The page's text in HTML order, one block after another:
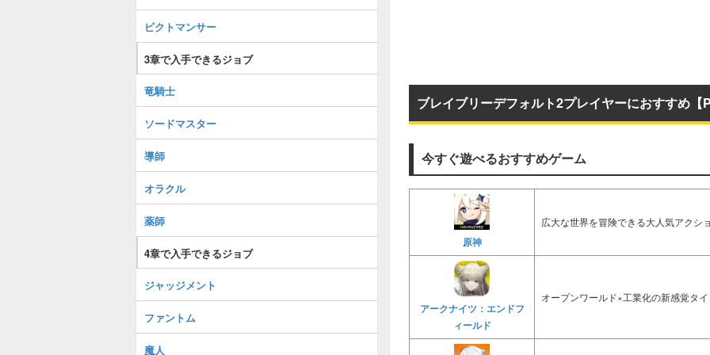
ブレイブリーデフォルト2プレイヤーにおすすめ【
今すぐ遊べるおすすめゲーム
原神
広大な世界を冒険できる大人気アクシ
アークナイツ：エンドフ
ィールド
オープンワールド×工業化の新感覚タ
ピクトマンサー
3章で入手できるジョブ
竜騎士
ソードマスター
導師
オラクル
薬師
4章で入手できるジョブ
ジャッジメント
ファントム
魔人